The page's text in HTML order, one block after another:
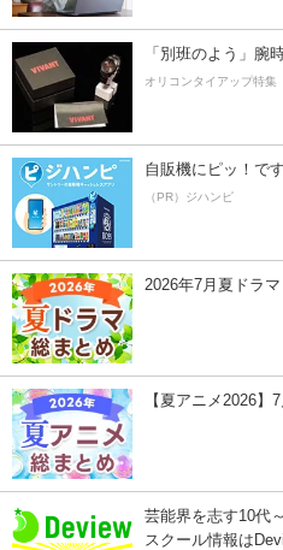
「別班のよう」腕
オリコンタイアップ特集
自販機にピッ！で
（PR）ジハンピ
2026年7月夏ドラ
【夏アニメ2026】
芸能界を志す10代
スクール情報は